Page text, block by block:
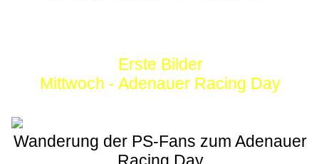
Erste Bilder
Mittwoch - Adenauer Racing Day
Wanderung der PS-Fans zum Adenauer
Racing Day